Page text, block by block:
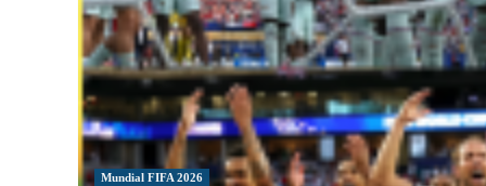
Mundial FIFA 2026